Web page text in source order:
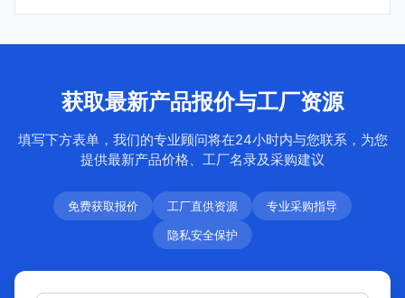
获取最新产品报价与工厂资源
填写下方表单，我们的专业顾问将在24小时内与您联系，为您
提供最新产品价格、工厂名录及采购建议
免费获取报价 工厂直供资源
专业采购指导
隐私安全保护